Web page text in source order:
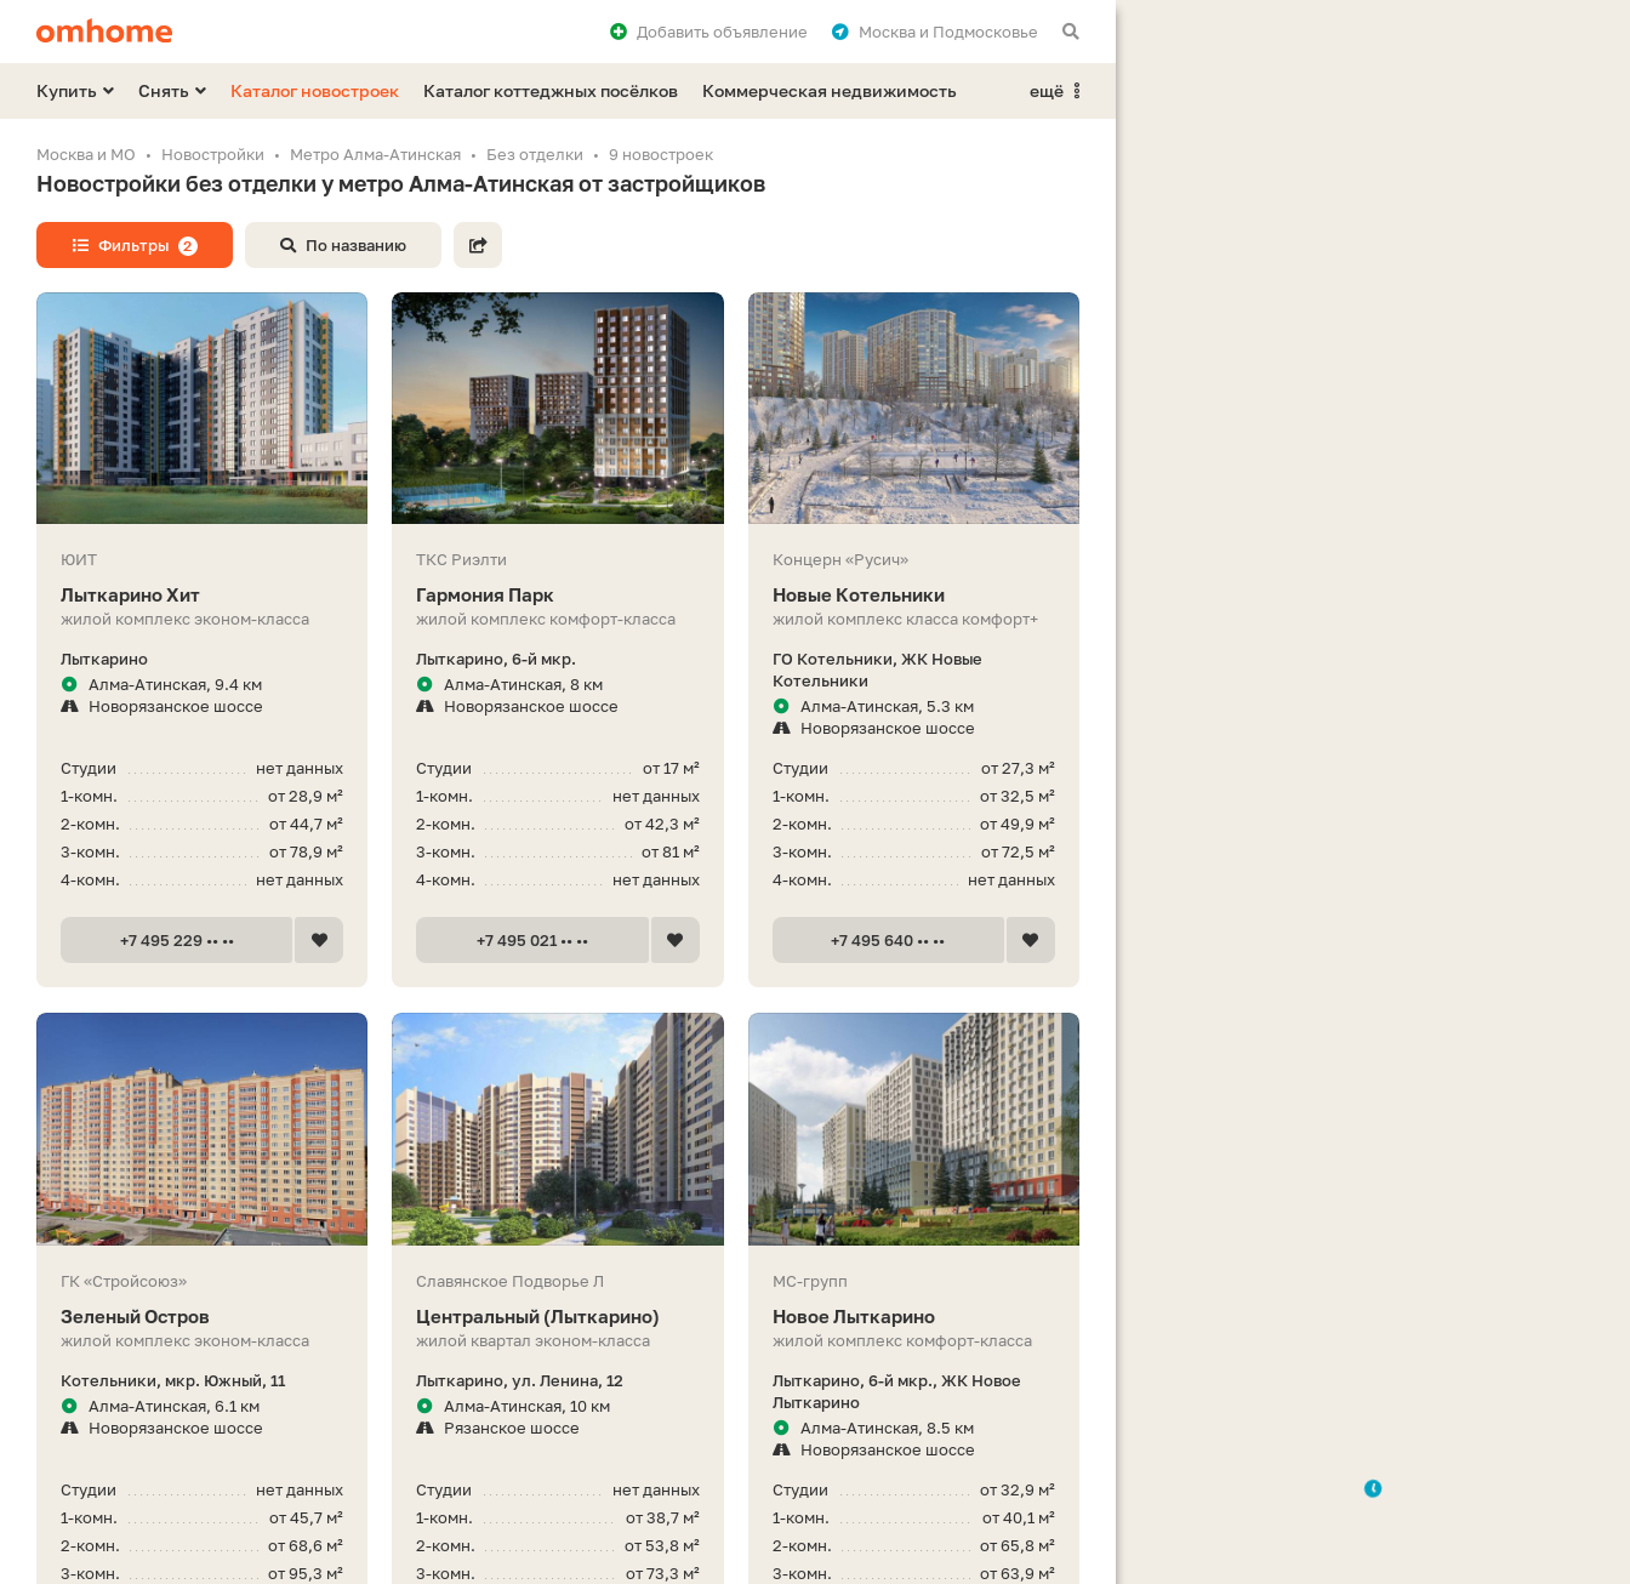
Москва и Подмосковье
Добавитьобъявление
Купить Снять Каталог новостроек Каталог коттеджных посёлков Коммерческая недвижимость ещё
Москва и МО Новостройки Метро Алма-Атинская Без отделки 9 новостроек
Новостройки без отделки у метро Алма-Атинская от застройщиков
Фильтры 2 По названию
ЮИТ
Лыткарино Хит
жилой комплекс эконом-класса
Лыткарино
Алма-Атинская, 9.4 км
Новорязанское шоссе
нет данных
Студии
от 28,9 м²
1-комн.
от 44,7 м²
2-комн.
от 78,9 м²
3-комн.
нет данных
4-комн.
+7 495 229 •• ••
ТКС Риэлти
Гармония Парк
жилой комплекс комфорт-класса
Лыткарино, 6-й мкр.
Алма-Атинская, 8 км
Новорязанское шоссе
от 17 м²
Студии
нет данных
1-комн.
от 42,3 м²
2-комн.
от 81 м²
3-комн.
нет данных
4-комн.
+7 495 021 •• ••
Концерн «Русич»
Новые Котельники
жилой комплекс класса комфорт+
ГО Котельники, ЖК Новые
Котельники
Алма-Атинская, 5.3 км
Новорязанское шоссе
от 27,3 м²
Студии
от 32,5 м²
1-комн.
от 49,9 м²
2-комн.
от 72,5 м²
3-комн.
нет данных
4-комн.
+7 495 640 •• ••
ГК «Стройсоюз»
Зеленый Остров
жилой комплекс эконом-класса
Котельники, мкр. Южный, 11
Алма-Атинская, 6.1 км
Новорязанское шоссе
нет данных
Студии
от 45,7 м²
1-комн.
от 68,6 м²
2-комн.
от 95,3 м²
3-комн.
Славянское Подворье Л
Центральный (Лыткарино)
жилой квартал эконом-класса
Лыткарино, ул. Ленина, 12
Алма-Атинская, 10 км
Рязанское шоссе
нет данных
Студии
от 38,7 м²
1-комн.
от 53,8 м²
2-комн.
от 73,3 м²
3-комн.
МС-групп
Новое Лыткарино
жилой комплекс комфорт-класса
Лыткарино, 6-й мкр., ЖК Новое
Лыткарино
Алма-Атинская, 8.5 км
Новорязанское шоссе
от 32,9 м²
Студии
от 40,1 м²
1-комн.
от 65,8 м²
2-комн.
от 63,9 м²
3-комн.